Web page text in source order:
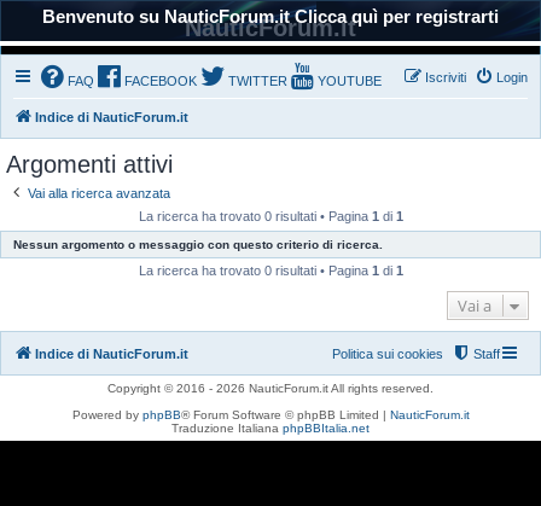
Benvenuto su NauticForum.it Clicca quì per registrarti
NauticForum.it
FAQ FACEBOOK TWITTER YOUTUBE Login
Iscriviti
Indice di NauticForum.it
Argomenti attivi
Vai alla ricerca avanzata
La ricerca ha trovato 0 risultati • Pagina 1 di 1
Nessun argomento o messaggio con questo criterio di ricerca.
La ricerca ha trovato 0 risultati • Pagina 1 di 1
Vai a
Indice di NauticForum.it Staff
Politica sui cookies
Copyright © 2016 - 2026 NauticForum.it All rights reserved.
Powered by phpBB® Forum Software © phpBB Limited | NauticForum.it
Traduzione Italiana phpBBItalia.net